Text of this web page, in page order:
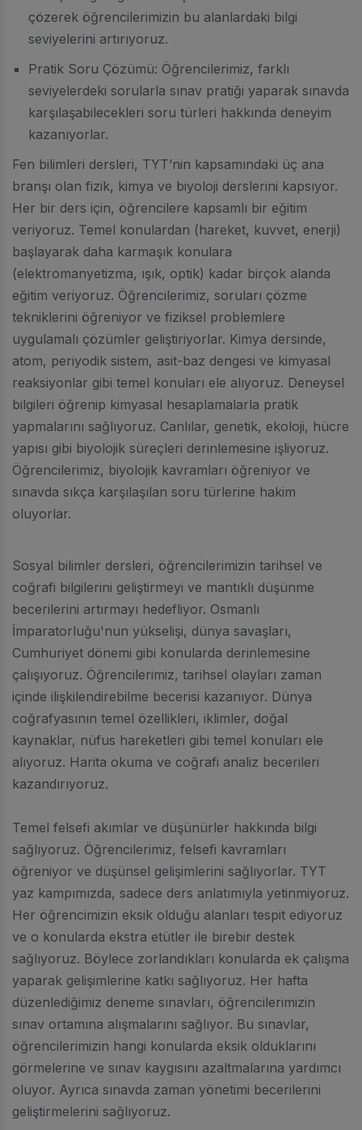
çözerek öğrencilerimizin bu alanlardaki bilgi
seviyelerini artırıyoruz.
Pratik Soru Çözümü: Öğrencilerimiz, farklı
seviyelerdeki sorularla sınav pratiği yaparak sınavda
karşılaşabilecekleri soru türleri hakkında deneyim
kazanıyorlar.
Fen bilimleri dersleri, TYT’nin kapsamındaki üç ana
branşı olan fizik, kimya ve biyoloji derslerini kapsıyor.
Her bir ders için, öğrencilere kapsamlı bir eğitim
veriyoruz. Temel konulardan (hareket, kuvvet, enerji)
başlayarak daha karmaşık konulara
(elektromanyetizma, ışık, optik) kadar birçok alanda
eğitim veriyoruz. Öğrencilerimiz, soruları çözme
tekniklerini öğreniyor ve fiziksel problemlere
uygulamalı çözümler geliştiriyorlar. Kimya dersinde,
atom, periyodik sistem, asit-baz dengesi ve kimyasal
reaksiyonlar gibi temel konuları ele alıyoruz. Deneysel
bilgileri öğrenip kimyasal hesaplamalarla pratik
yapmalarını sağlıyoruz. Canlılar, genetik, ekoloji, hücre
yapısı gibi biyolojik süreçleri derinlemesine işliyoruz.
Öğrencilerimiz, biyolojik kavramları öğreniyor ve
sınavda sıkça karşılaşılan soru türlerine hakim
oluyorlar.
Sosyal bilimler dersleri, öğrencilerimizin tarihsel ve
coğrafi bilgilerini geliştirmeyi ve mantıklı düşünme
becerilerini artırmayı hedefliyor. Osmanlı
İmparatorluğu'nun yükselişi, dünya savaşları,
Cumhuriyet dönemi gibi konularda derinlemesine
çalışıyoruz. Öğrencilerimiz, tarihsel olayları zaman
içinde ilişkilendirebilme becerisi kazanıyor. Dünya
coğrafyasının temel özellikleri, iklimler, doğal
kaynaklar, nüfus hareketleri gibi temel konuları ele
alıyoruz. Harita okuma ve coğrafi analiz becerileri
kazandırıyoruz.
Temel felsefi akımlar ve düşünürler hakkında bilgi
sağlıyoruz. Öğrencilerimiz, felsefi kavramları
öğreniyor ve düşünsel gelişimlerini sağlıyorlar. TYT
yaz kampımızda, sadece ders anlatımıyla yetinmiyoruz.
Her öğrencimizin eksik olduğu alanları tespit ediyoruz
ve o konularda ekstra etütler ile birebir destek
sağlıyoruz. Böylece zorlandıkları konularda ek çalışma
yaparak gelişimlerine katkı sağlıyoruz. Her hafta
düzenlediğimiz deneme sınavları, öğrencilerimizin
sınav ortamına alışmalarını sağlıyor. Bu sınavlar,
öğrencilerimizin hangi konularda eksik olduklarını
görmelerine ve sınav kaygısını azaltmalarına yardımcı
oluyor. Ayrıca sınavda zaman yönetimi becerilerini
geliştirmelerini sağlıyoruz.